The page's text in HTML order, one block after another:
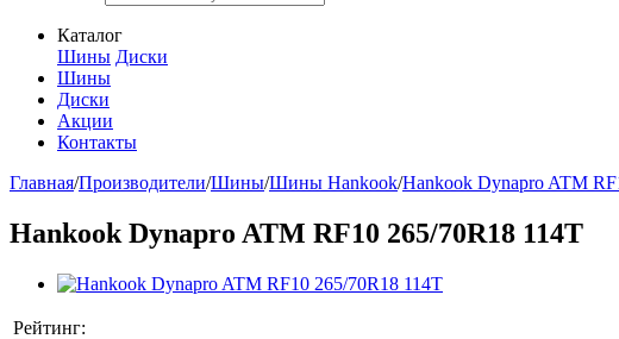
Каталог
Шины Диски
Шины
Диски
Акции
Контакты
Главная/Производители/Шины/Шины Hankook/Hankook Dynapro ATM
Hankook Dynapro ATM RF10 265/70R18 114T
Рейтинг: